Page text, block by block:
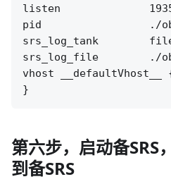
listen
pid                 ./
srs_log_tank
srs_log_file        ./
vhost __defaultVhost__
第六步，启动备SRS
到备SRS